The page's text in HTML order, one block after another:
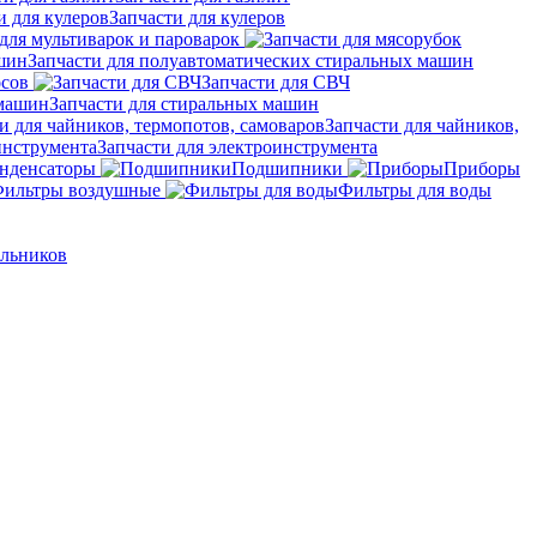
Запчасти для кулеров
мультиварок и пароварок
Запчасти для полуавтоматических стиральных машин
Запчасти для СВЧ
Запчасти для стиральных машин
Запчасти для чайников,
Запчасти для электроинструмента
Подшипники
Приборы
воздушные Фильтры для воды